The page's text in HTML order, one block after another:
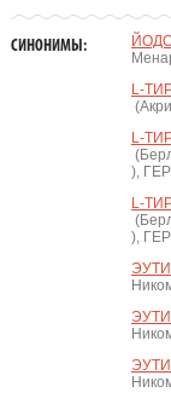
СИНОНИМЫ:
L-
L-
),
L-
),